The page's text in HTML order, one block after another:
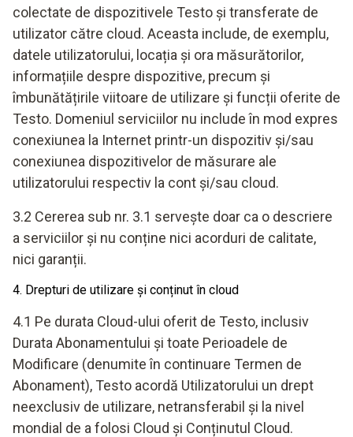
colectate de dispozitivele Testo și transferate de
utilizator către cloud. Aceasta include, de exemplu,
datele utilizatorului, locația și ora măsurătorilor,
informațiile despre dispozitive, precum și
îmbunătățirile viitoare de utilizare și funcții oferite de
Testo. Domeniul serviciilor nu include în mod expres
conexiunea la Internet printr-un dispozitiv și/sau
conexiunea dispozitivelor de măsurare ale
utilizatorului respectiv la cont și/sau cloud.
3.2 Cererea sub nr. 3.1 servește doar ca o descriere
a serviciilor și nu conține nici acorduri de calitate,
nici garanții.
4. Drepturi de utilizare și conținut în cloud
4.1 Pe durata Cloud-ului oferit de Testo, inclusiv
Durata Abonamentului și toate Perioadele de
Modificare (denumite în continuare Termen de
Abonament), Testo acordă Utilizatorului un drept
neexclusiv de utilizare, netransferabil și la nivel
mondial de a folosi Cloud și Conținutul Cloud.